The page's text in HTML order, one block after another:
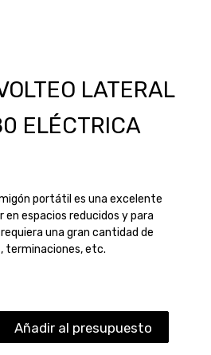
LATERAL
ELÉCTRICA
portátil es una excelente
espacios reducidos y para
una gran cantidad de
terminaciones, etc.
Añadir al presupuesto